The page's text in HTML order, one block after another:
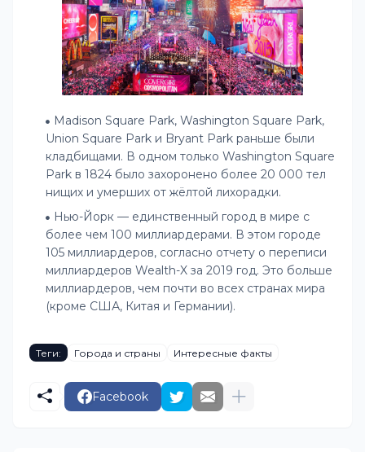
Madison Square Park, Washington Square Park,
Union Square Park и Bryant Park раньше были
кладбищами. В одном только Washington Square
Park в 1824 было захоронено более 20 000 тел
нищих и умерших от жёлтой лихорадки.
Нью-Йорк — единственный город в мире с
более чем 100 миллиардерами. В этом городе
105 миллиардеров, согласно отчету о переписи
миллиардеров Wealth-X за 2019 год. Это больше
миллиардеров, чем почти во всех странах мира
(кроме США, Китая и Германии).
Теги: Города и страны Интересные факты
Facebook